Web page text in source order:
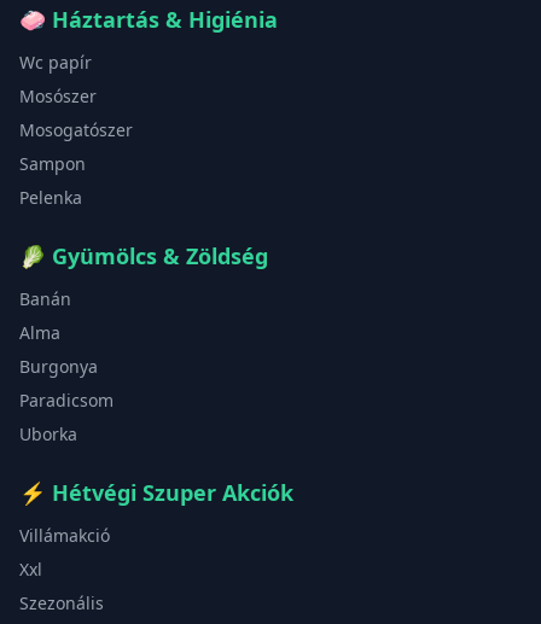
🧼 Háztartás & Higiénia
Wc papír
Mosószer
Mosogatószer
Sampon
Pelenka
🥬 Gyümölcs & Zöldség
Banán
Alma
Burgonya
Paradicsom
Uborka
⚡ Hétvégi Szuper Akciók
Villámakció
Xxl
Szezonális